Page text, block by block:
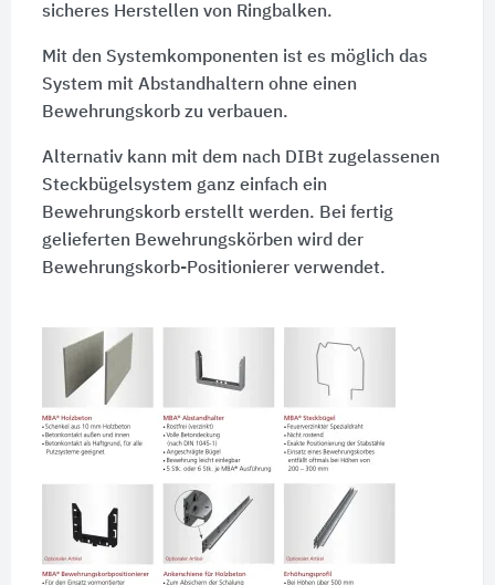
sicheres Herstellen von Ringbalken.
Mit den Systemkomponenten ist es möglich das
System mit Abstandhaltern ohne einen
Bewehrungskorb zu verbauen.
Alternativ kann mit dem nach DIBtzugelassenen
Steckbügelsystem ganz einfach ein
Bewehrungskorb erstellt werden. Bei fertig
gelieferten Bewehrungskörben wird der
Bewehrungskorb-Positionierer verwendet.